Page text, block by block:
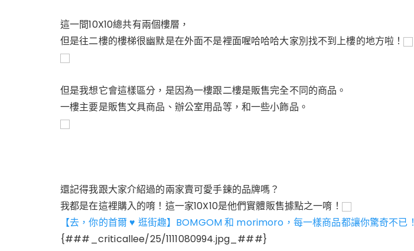
這一間10X10總共有兩個樓層，
但是往二樓的樓梯很幽默是在外面不是裡面喔哈哈哈大家別找不到上樓的地方啦！
但是我想它會這樣區分，是因為一樓跟二樓是販售完全不同的商品。
一樓主要是販售文具商品、辦公室用品等，和一些小飾品。
還記得我跟大家介紹過的兩家賣可愛手鍊的品牌嗎？
我都是在這裡購入的唷！這一家10X10是他們實體販售據點之一唷！
【去，你的首爾 ♥ 逛街趣】BOMGOM 和 morimoro，每一樣商品都讓你驚奇不已！
{###_criticallee/25/1111080994.jpg_###}